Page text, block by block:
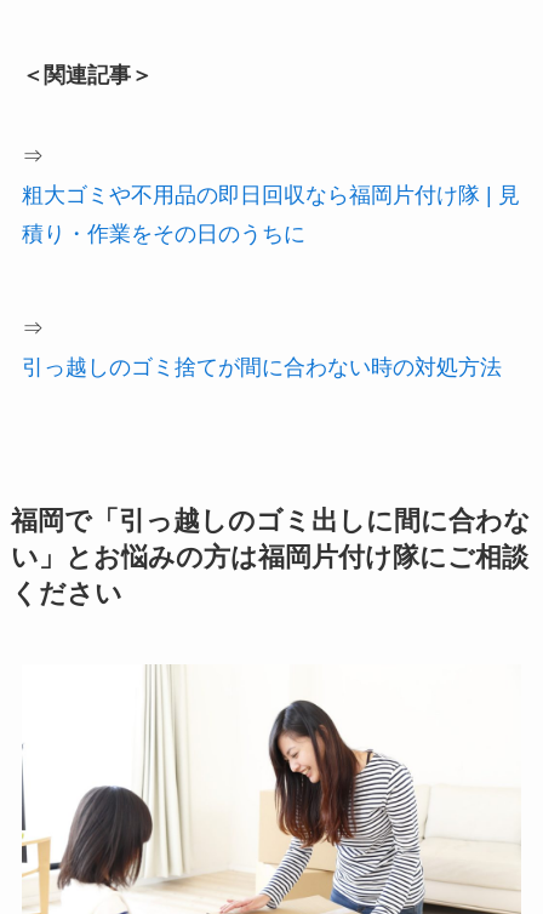
＜関連記事＞
⇒
粗大ゴミや不用品の即日回収なら福岡片付け隊 | 見
積り・作業をその日のうちに
⇒
引っ越しのゴミ捨てが間に合わない時の対処方法
福岡で「引っ越しのゴミ出しに間に合わな
い」とお悩みの方は福岡片付け隊にご相談
ください